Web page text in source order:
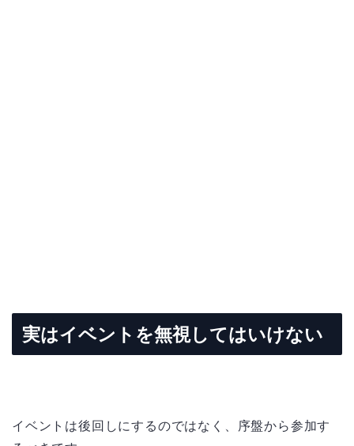
実はイベントを無視してはいけない
イベントは後回しにするのではなく、序盤から参加す